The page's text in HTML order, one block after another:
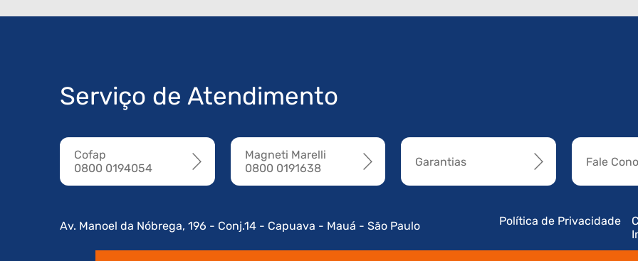
Serviço de Atendimento
Cofap
0800 0194054
Magneti Marelli
0800 0191638
Garantias Fale
Av. Manoel da Nóbrega, 196 - Conj.14 - Capuava - Mauá - São Paulo Política de Privacidade